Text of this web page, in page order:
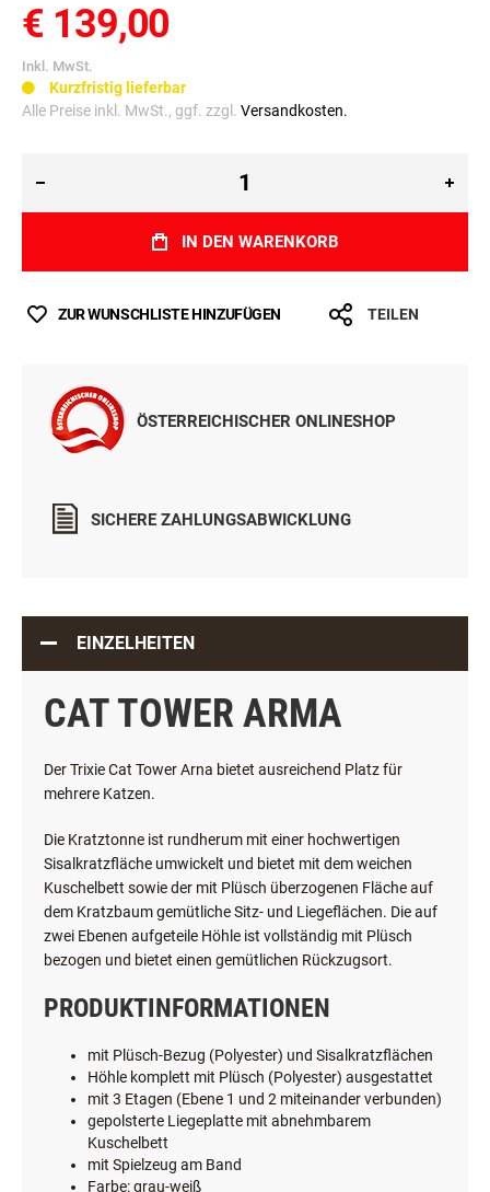
€ 139,00
Inkl. MwSt.
Kurzfristig lieferbar
Alle Preise inkl. MwSt., ggf. zzgl. Versandkosten.
IN DEN WARENKORB
ZUR WUNSCHLISTE HINZUFÜGEN TEILEN
ÖSTERREICHISCHER ONLINESHOP
SICHERE ZAHLUNGSABWICKLUNG
EINZELHEITEN
CAT TOWER ARMA
Der Trixie Cat Tower Arna bietet ausreichend Platz für
mehrere Katzen.
Die Kratztonne ist rundherum mit einer hochwertigen
Sisalkratzfläche umwickelt und bietet mit dem weichen
Kuschelbett sowie der mit Plüsch überzogenen Fläche auf
dem Kratzbaum gemütliche Sitz- und Liegeflächen. Die auf
zwei Ebenen aufgeteile Höhle ist vollständig mit Plüsch
bezogen und bietet einen gemütlichen Rückzugsort.
PRODUKTINFORMATIONEN
mit Plüsch-Bezug (Polyester) und Sisalkratzflächen
Höhle komplett mit Plüsch (Polyester) ausgestattet
mit 3 Etagen (Ebene 1 und 2 miteinander verbunden)
gepolsterte Liegeplatte mit abnehmbarem
Kuschelbett
mit Spielzeug am Band
Farbe: grau-weiß